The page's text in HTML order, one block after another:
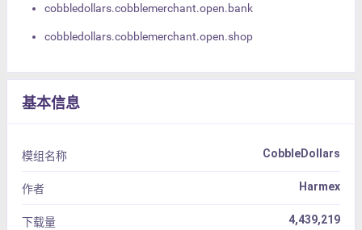
cobbledollars.cobblemerchant.open.bank
cobbledollars.cobblemerchant.open.shop
基本信息
模组名称 CobbleDollars
作者 Harmex
下载量 4,439,219